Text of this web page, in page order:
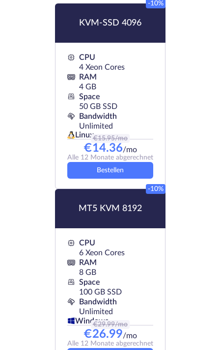
KVM-SSD 4096
-10%
CPU
4 Xeon Cores
RAM
4 GB
Space
50 GB SSD
Bandwidth
Unlimited
Linux€15.95/mo
€14.36/mo
Alle 12 Monate abgerechnet
Bestellen
MT5 KVM 8192
-10%
CPU
6 Xeon Cores
RAM
8 GB
Space
100 GB SSD
Bandwidth
Unlimited
Windows
€29.99/mo
€26.99/mo
Alle 12 Monate abgerechnet